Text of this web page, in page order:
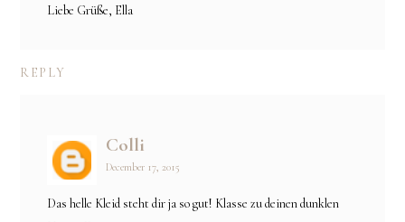
Liebe Grüße, Ella
REPLY
Colli
December 17, 2015
Das helle Kleid steht dir ja so gut! Klasse zu deinen dunklen